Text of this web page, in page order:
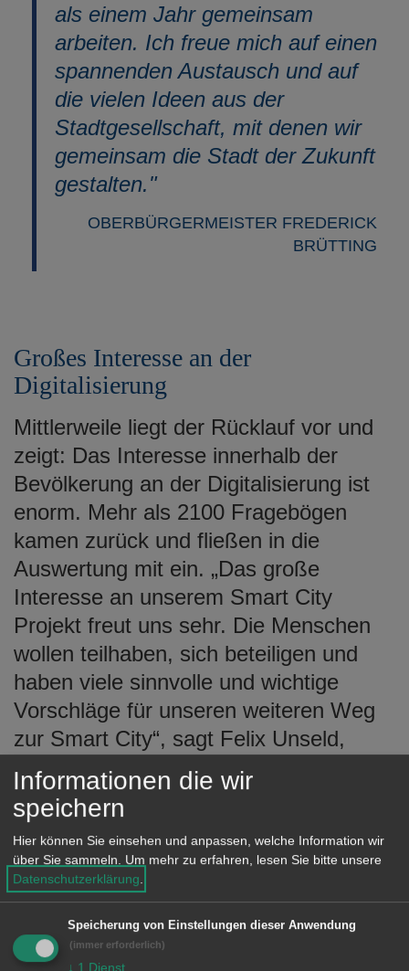
als einem Jahr gemeinsam
arbeiten. Ich freue mich auf einen
spannenden Austausch und auf
die vielen Ideen aus der
Stadtgesellschaft, mit denen wir
gemeinsam die Stadt der Zukunft
gestalten."
OBERBÜRGERMEISTER FREDERICK
BRÜTTING
Großes Interesse an der
Digitalisierung
Mittlerweile liegt der Rücklauf vor und
zeigt: Das Interesse innerhalb der
Bevölkerung an der Digitalisierung ist
enorm. Mehr als 2100 Fragebögen
kamen zurück und fließen in die
Auswertung mit ein. „Das große
Interesse an unserem Smart City
Projekt freut uns sehr. Die Menschen
wollen teilhaben, sich beteiligen und
haben viele sinnvolle und wichtige
Vorschläge für unseren weiteren Weg
zur Smart City“, sagt Felix Unseld,
Leiter der Wirtschaftsförderung und
Smart City der Stadt Aalen. Ein erster
Einblick wird auf der Veranstaltung im
Congress Centrum präsentiert.
Der Fragebogen
Informationen die wir
speichern
Hier können Sie einsehen und anpassen, welche Information wir
über Sie sammeln.
Um mehr zu erfahren, lesen Sie bitte unsere
Datenschutzerklärung
Speicherung von Einstellungen dieser Anwendung
(immer erforderlich)
↓ 1 Dienst